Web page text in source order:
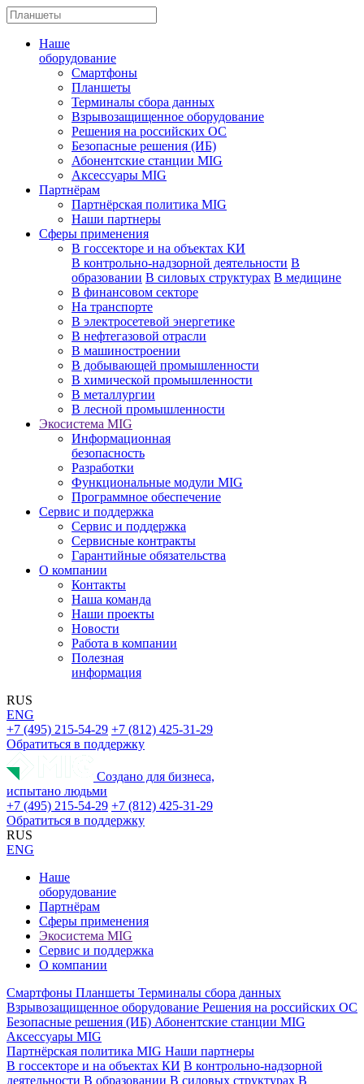
Наше
оборудование
Смартфоны
Планшеты
Терминалы сбора данных
Взрывозащищенное оборудование
Решения на российских ОС
Безопасные решения (ИБ)
Абонентские станции MIG
Аксессуары MIG
Партнёрам
Партнёрская политика MIG
Наши партнеры
Сферы применения
В госсекторе и на объектах КИ
В контрольно-надзорной деятельности В
образовании В силовых структурах В медицине
В финансовом секторе
На транспорте
В электросетевой энергетике
В нефтегазовой отрасли
В машиностроении
В добывающей промышленности
В химической промышленности
В металлургии
В лесной промышленности
Экосистема MIG
Информационная
безопасность
Разработки
Функциональные модули MIG
Программное обеспечение
Сервис и поддержка
Сервис и поддержка
Сервисные контракты
Гарантийные обязательства
О компании
Контакты
Наша команда
Наши проекты
Новости
Работа в компании
Полезная
информация
RUS
ENG
+7 (495) 215-54-29 +7 (812) 425-31-29
Обратиться в поддержку
Создано для бизнеса,
испытано людьми
+7 (495) 215-54-29 +7 (812) 425-31-29
Обратиться в поддержку
RUS
ENG
Наше
оборудование
Партнёрам
Сферы применения
Экосистема MIG
Сервис и поддержка
О компании
Смартфоны Планшеты Терминалы сбора данных
Взрывозащищенное оборудование Решения на российских ОС
Безопасные решения (ИБ) Абонентские станции MIG
Аксессуары MIG
Партнёрская политика MIG Наши партнеры
В госсекторе и на объектах КИ В контрольно-надзорной
деятельности В образовании В силовых структурах В